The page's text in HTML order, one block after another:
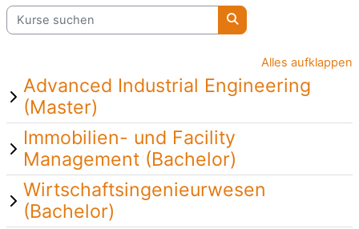
Kurse suchen
Kurse suchen
Alles aufklappen
Advanced Industrial Engineering
(Master)
Immobilien- und Facility
Management (Bachelor)
Wirtschaftsingenieurwesen
(Bachelor)